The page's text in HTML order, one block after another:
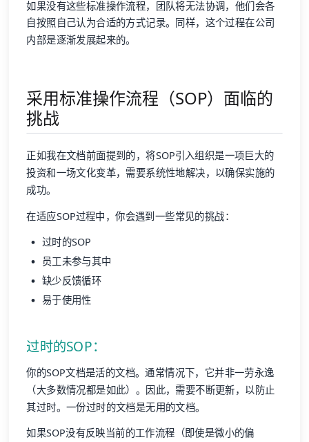
如果没有这些标准操作流程，团队将无法协调，他们会各
自按照自己认为合适的方式记录。同样，这个过程在公司
内部是逐渐发展起来的。
采用标准操作流程（SOP）面临的
挑战
正如我在文档前面提到的，将SOP引入组织是一项巨大的
投资和一场文化变革，需要系统性地解决，以确保实施的
成功。
在适应SOP过程中，你会遇到一些常见的挑战：
过时的SOP
员工未参与其中
缺少反馈循环
易于使用性
过时的SOP：
你的SOP文档是活的文档。通常情况下，它并非一劳永逸
（大多数情况都是如此）。因此，需要不断更新，以防止
其过时。一份过时的文档是无用的文档。
如果SOP没有反映当前的工作流程（即使是微小的偏